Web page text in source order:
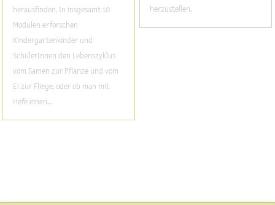
herzustellen.
herausfinden. In insgesamt 10
Modulen erforschen
Kindergartenkinder und
SchülerInnen den Lebenszyklus
vom Samen zur Pflanze und vom
Ei zur Fliege, oder ob man mit
Hefe einen...